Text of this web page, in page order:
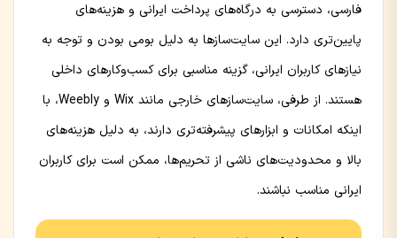
فارسی، دسترسی به درگاه‌های پرداخت ایرانی و هزینه‌های
پایین‌تری دارد. این سایت‌سازها به دلیل بومی بودن و توجه به
نیازهای کاربران ایرانی، گزینه مناسبی برای کسب‌وکارهای داخلی
هستند. از طرفی، سایت‌سازهای خارجی مانند Wix و Weebly، با
اینکه امکانات و ابزارهای پیشرفته‌تری دارند، به دلیل هزینه‌های
بالا و محدودیت‌های ناشی از تحریم‌ها، ممکن است برای کاربران
ایرانی مناسب نباشند.